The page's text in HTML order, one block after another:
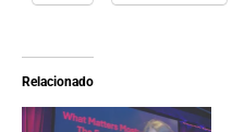
Relacionado